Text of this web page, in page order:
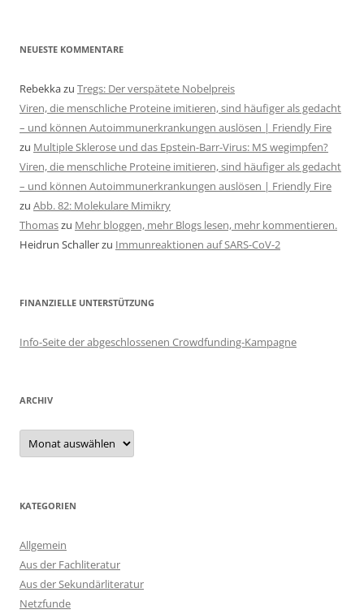
NEUESTE KOMMENTARE
Rebekkazu Tregs: Der verspätete Nobelpreis
Viren, die menschliche Proteine imitieren, sind häufiger als gedacht
– und können Autoimmunerkrankungen auslösen | Friendly Fire
zu Multiple Sklerose und das Epstein-Barr-Virus: MS wegimpfen?
Viren, die menschliche Proteine imitieren, sind häufiger als gedacht
– und können Autoimmunerkrankungen auslösen | Friendly Fire
zu Abb. 82: Molekulare Mimikry
Thomaszu Mehr bloggen, mehr Blogs lesen, mehr kommentieren.
Heidrun Schallerzu Immunreaktionen auf SARS-CoV-2
FINANZIELLE UNTERSTÜTZUNG
Info-Seite der abgeschlossenen Crowdfunding-Kampagne
ARCHIV
Archiv
KATEGORIEN
Allgemein
Aus der Fachliteratur
Aus der Sekundärliteratur
Netzfunde